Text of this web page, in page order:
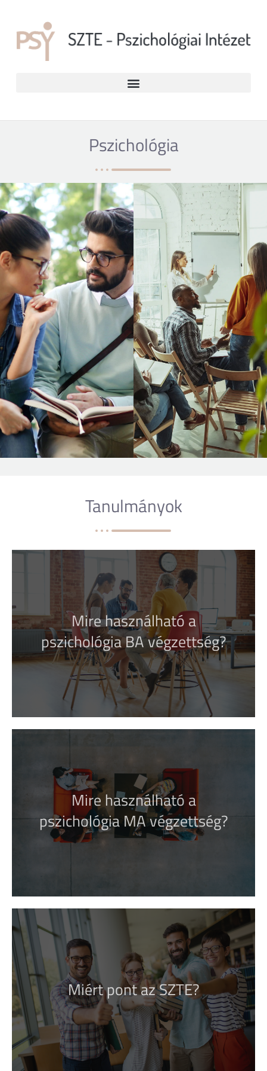
Pszichológia
Tanulmányok
Mire használható a
pszichológia BA végzettség?
Megmutatjuk Neked!
Érdekel!
Mire használható a
pszichológia MA végzettség?
Megmutatjuk Neked!
Érdekel!
Miért pont az SZTE?
Megmutatjuk Neked!
Érdekel!